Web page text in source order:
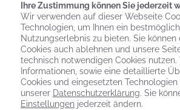
Ihre Zustimmung können Sie jederzeit
Wir verwenden auf dieser Webseite
Technologien, um Ihnen ein
Nutzungserlebnis zu bieten. Sie können
Cookies auch ablehnen und unsere
technisch notwendigen Cookies nutzen.
Informationen, sowie eine detaillierte
Cookies und eingesetzten Technologien
unserer Datenschutzerklärung. Sie
Einstellungen jederzeit ändern.